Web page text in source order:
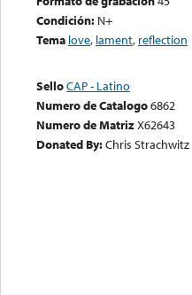
Condición: N+
Tema love, lament, reflection
SelloCAP - Latino
Numero de Catalogo6862
Numero de MatrizX62643
Donated By:Chris Strachwitz